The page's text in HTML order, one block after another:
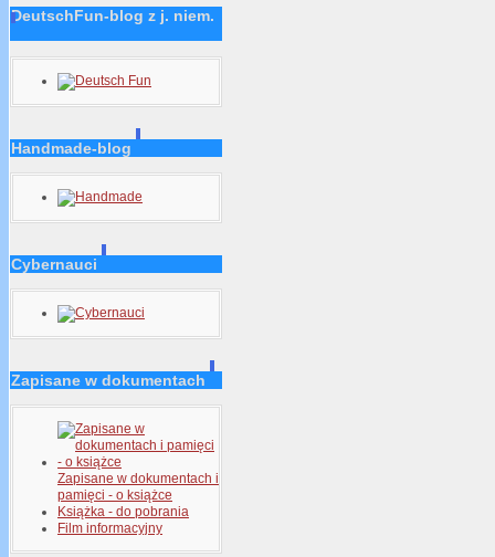
DeutschFun-blog z j. niem.
Handmade-blog
Cybernauci
Zapisane w dokumentach
Zapisane w dokumentach i
pamięci - o książce
Książka - do pobrania
Film informacyjny